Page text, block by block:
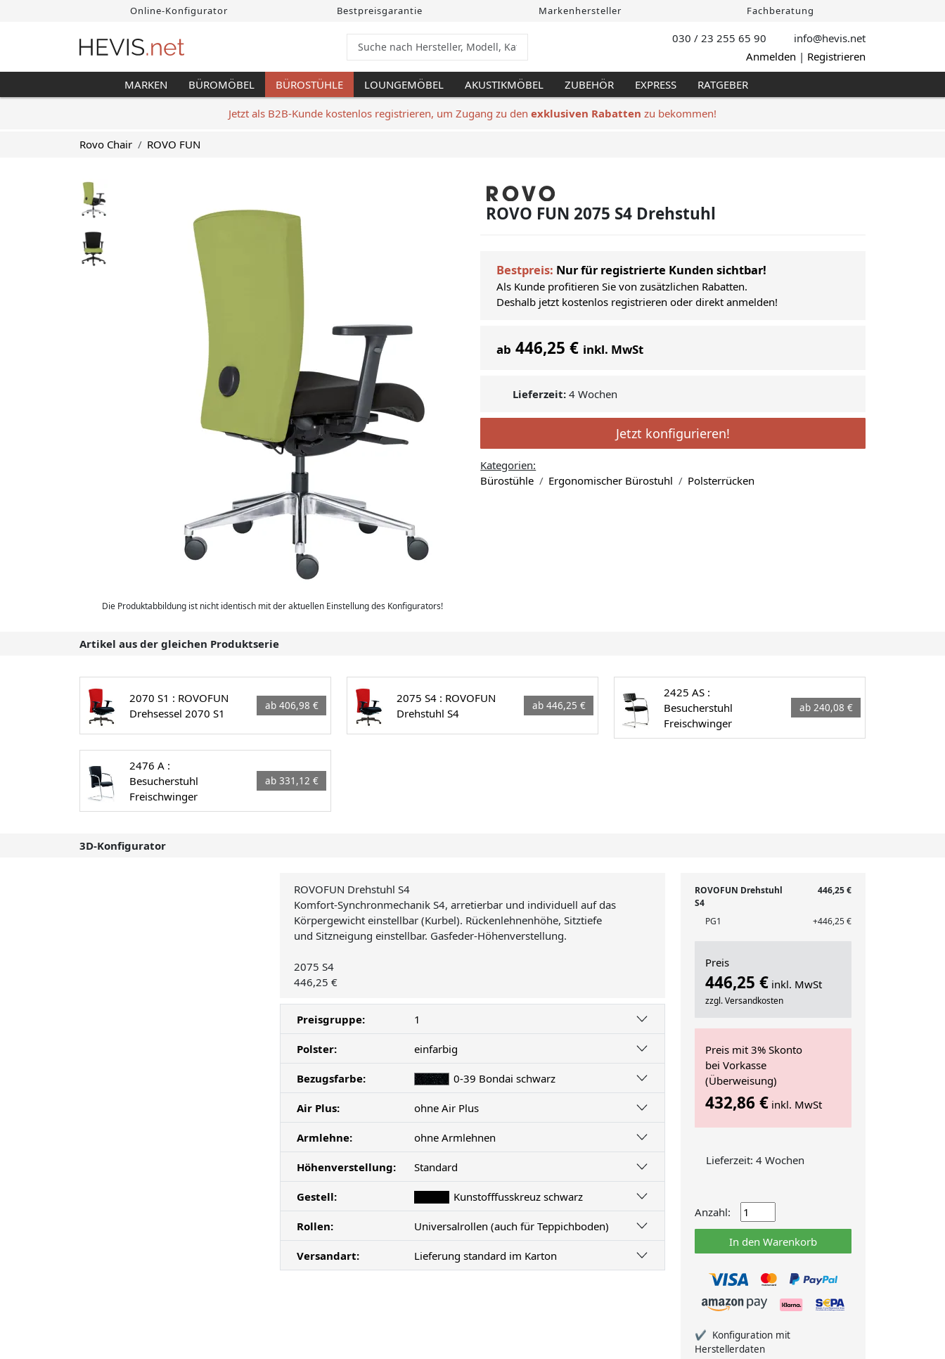
Online-Konfigurator Bestpreisgarantie Markenhersteller Fachberatung
030 / 23 255 65 90 info@hevis.net
Anmelden | Registrieren
MARKEN BÜROMÖBEL BÜROSTÜHLE LOUNGEMÖBEL AKUSTIKMÖBEL ZUBEHÖR EXPRESS RATGEBER
Jetzt als B2B-Kunde kostenlos registrieren, um Zugang zu den exklusiven Rabatten zu bekommen!
Rovo Chair ROVO FUN
Die Produktabbildung ist nicht identisch mit der aktuellen Einstellung des Konfigurators!
ROVO FUN 2075 S4 Drehstuhl
Bestpreis: Nur für registrierte Kunden sichtbar!
Als Kunde profitieren Sie von zusätzlichen Rabatten.
Deshalb jetzt kostenlos registrieren oder direkt anmelden!
ab 446,25 € inkl. MwSt
Lieferzeit: 4 Wochen
Jetzt konfigurieren!
Kategorien:
Bürostühle
Ergonomischer Bürostuhl Polsterrücken
Artikel aus der gleichen Produktserie
2070 S1 : ROVOFUN
Drehsessel 2070 S1
ab 406,98 €
2075 S4 : ROVOFUN
Drehstuhl S4
ab 446,25 €
2425 AS :
Besucherstuhl
Freischwinger
ab 240,08 €
2476 A :
Besucherstuhl
Freischwinger
ab 331,12 €
3D-Konfigurator
ROVOFUN Drehstuhl S4
Komfort-Synchronmechanik S4, arretierbar und individuell auf das
Körpergewicht einstellbar (Kurbel). Rückenlehnenhöhe, Sitztiefe
und Sitzneigung einstellbar. Gasfeder-Höhenverstellung.
2075 S4
446,25 €
Preisgruppe: 1
Polster: einfarbig
Bezugsfarbe: 0-39 Bondai schwarz
Air Plus: ohne Air Plus
Armlehne: ohne Armlehnen
Höhenverstellung: Standard
Gestell: Kunstofffusskreuz schwarz
Rollen: Universalrollen (auch für Teppichboden)
Versandart: Lieferung standard im Karton
ROVOFUN Drehstuhl
S4
446,25 €
PG1 +446,25 €
Preis
446,25 € inkl. MwSt
zzgl. Versandkosten
Preis mit 3% Skonto
bei Vorkasse
(Überweisung)
432,86 € inkl. MwSt
Lieferzeit: 4 Wochen
Anzahl:
In den Warenkorb
Konfiguration mit
Herstellerdaten